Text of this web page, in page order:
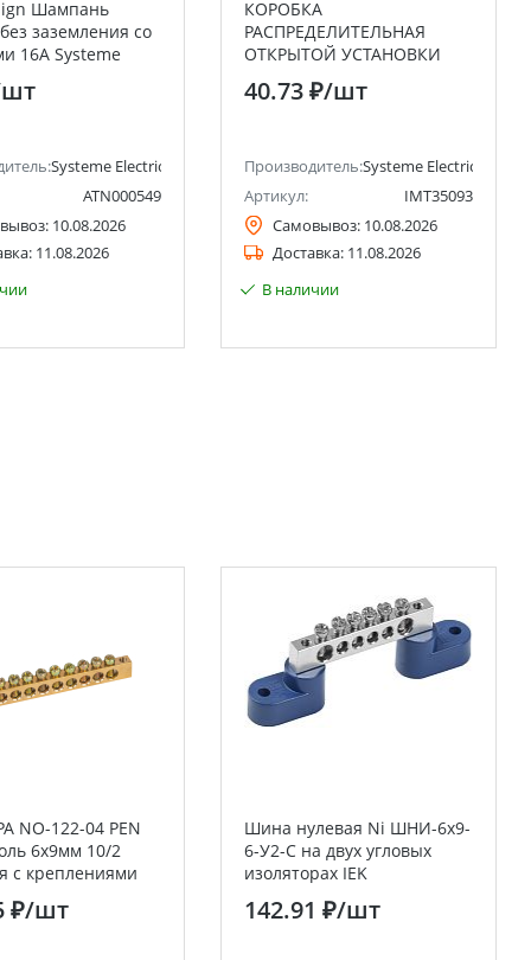
Шампань
заземления со
16А Systeme
Systeme Electric (ранее Schneider Electric)
ATN000549
10.08.2026
11.08.2026
КОРОБКА
РАСПРЕДЕЛИТЕЛЬНАЯ
ОТКРЫТОЙ УСТАНОВКИ
65X40 Systeme Electric
(Schneider Electric)
40.73 ₽/шт
Производитель:Systeme Electric
Артикул:
IMT35093
Самовывоз: 10.08.2026
Доставка: 11.08.2026
В наличии
NO-122-04 PEN
6х9мм 10/2
с креплениями
₽/шт
Шина нулевая Ni ШНИ-6х9-
6-У2-С на двух угловых
изоляторах IEK
142.91 ₽/шт